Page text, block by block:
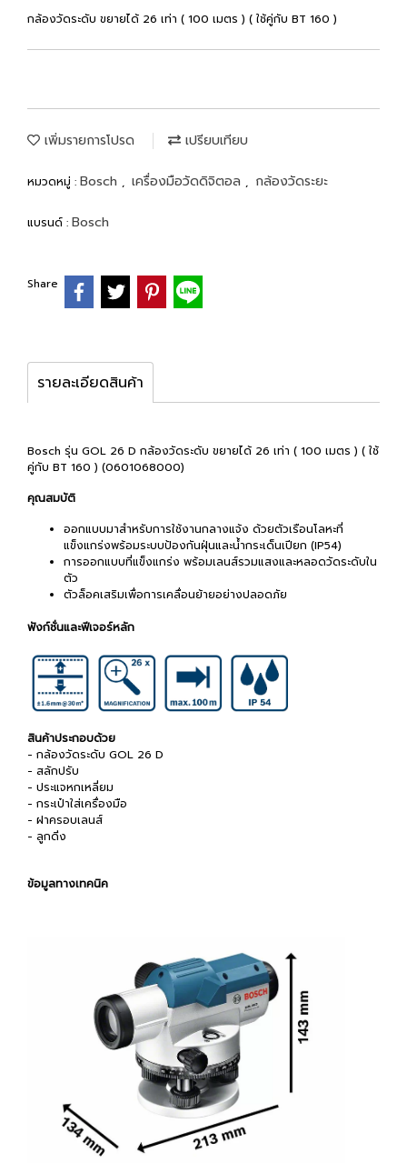
กล้องวัดระดับ ขยายได้ 26 เท่า ( 100 เมตร ) ( ใช้คู่กับ BT 160 )
เพิ่มรายการโปรด เปรียบเทียบ
หมวดหมู่ : Bosch , เครื่องมือวัดดิจิตอล , กล้องวัดระยะ
แบรนด์ : Bosch
Share
รายละเอียดสินค้า
Bosch รุ่น GOL 26 D กล้องวัดระดับ ขยายได้ 26 เท่า ( 100 เมตร ) ( ใช้
คู่กับ BT 160 ) (0601068000)
คุณสมบัติ
ออกแบบมาสำหรับการใช้งานกลางแจ้ง ด้วยตัวเรือนโลหะที่
แข็งแกร่งพร้อมระบบป้องกันฝุ่นและน้ำกระเด็นเปียก (IP54)
การออกแบบที่แข็งแกร่ง พร้อมเลนส์รวมแสงและหลอดวัดระดับใน
ตัว
ตัวล็อคเสริมเพื่อการเคลื่อนย้ายอย่างปลอดภัย
ฟังก์ชั่นและฟีเจอร์หลัก
สินค้าประกอบด้วย
- กล้องวัดระดับ GOL 26 D
- สลักปรับ
- ประแจหกเหลี่ยม
- กระเป๋าใส่เครื่องมือ
- ฝาครอบเลนส์
- ลูกดิ่ง
ข้อมูลทางเทคนิค